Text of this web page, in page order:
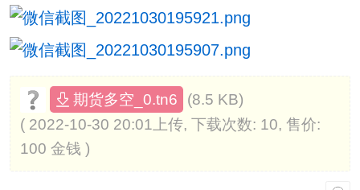
期货多空_0.tn6
(8.5 KB)
( 2022-10-30 20:01上传, 下载次数: 10, 售价:
100 金钱 )